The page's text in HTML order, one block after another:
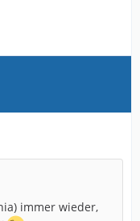
immer wieder,